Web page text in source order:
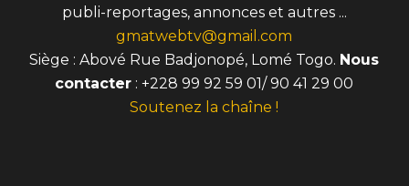
publi-reportages, annonces et autres ...
gmatwebtv@gmail.com
Siège : Abové Rue Badjonopé, Lomé Togo. Nous
contacter : +228 99 92 59 01/ 90 41 29 00
Soutenez la chaîne !